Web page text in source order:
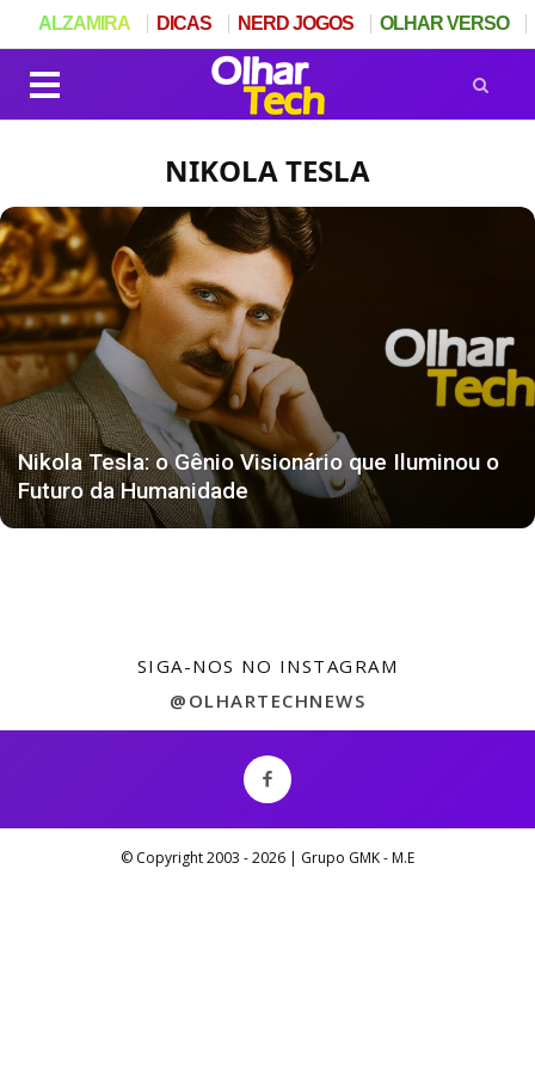
NIKOLA TESLA
Nikola Tesla: o Gênio Visionário que Iluminou o
Futuro da Humanidade
SIGA-NOS NO INSTAGRAM
@OLHARTECHNEWS
© Copyright 2003 -2026 | Grupo GMK - M.E
ALZAMIRA DICAS NERD JOGOS OLHAR VERSO